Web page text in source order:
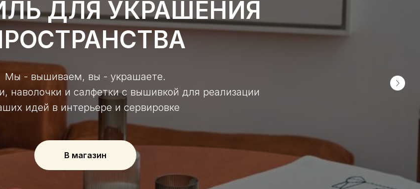
ДЛЯ УКРАШЕНИЯ
Мы - вышиваем, вы - украшаете.
наволочки и салфетки с вышивкой для реализации
идей в интерьере и сервировке
В магазин